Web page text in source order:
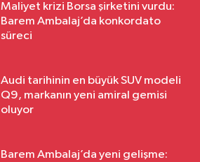
Maliyet krizi Borsa şirketini vurdu:
Barem Ambalaj’da konkordato
süreci
Audi tarihinin en büyük SUV modeli
Q9, markanın yeni amiral gemisi
oluyor
Barem Ambalaj’da yeni gelişme: